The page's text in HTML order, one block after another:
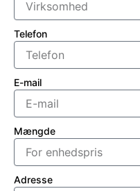
Telefon
E-mail
Mængde
Adresse